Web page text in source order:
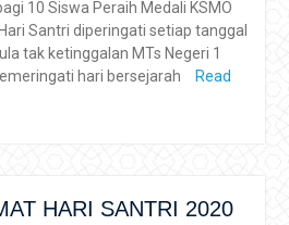
10 Siswa Peraih Medali KSMO
Santri diperingati setiap tanggal
tak ketinggalan MTs Negeri 1
hari bersejarah
Read
HARI SANTRI 2020